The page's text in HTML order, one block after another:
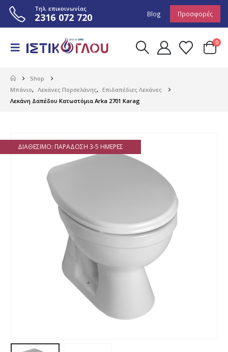
Τηλ. επικοινωνίας
2316 072 720 Blog Προσφορές
0
Shop
Μπάνιο, Λεκάνες Πορσελάνης, Επιδαπέδιες Λεκάνες
Λεκάνη Δαπέδου Κατωστόμια Arka 2701 Karag
ΔΙΑΘΈΣΙΜΟ: ΠΑΡΆΔΟΣΗ 3-5 ΗΜΈΡΕΣ